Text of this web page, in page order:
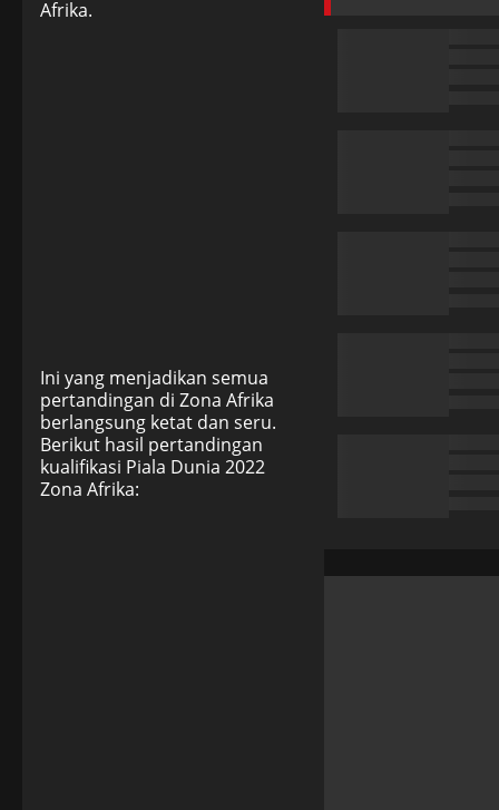
Afrika.
Ini yang menjadikan semua
pertandingan di Zona Afrika
berlangsung ketat dan seru.
Berikut hasil pertandingan
kualifikasi Piala Dunia 2022
Zona Afrika: